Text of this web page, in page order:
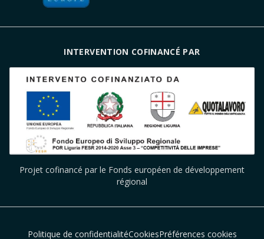
INTERVENTION COFINANCÉ PAR
Projet cofinancé par le Fonds européen de développement
régional
Politique de confidentialitéCookiesPréférences cookies